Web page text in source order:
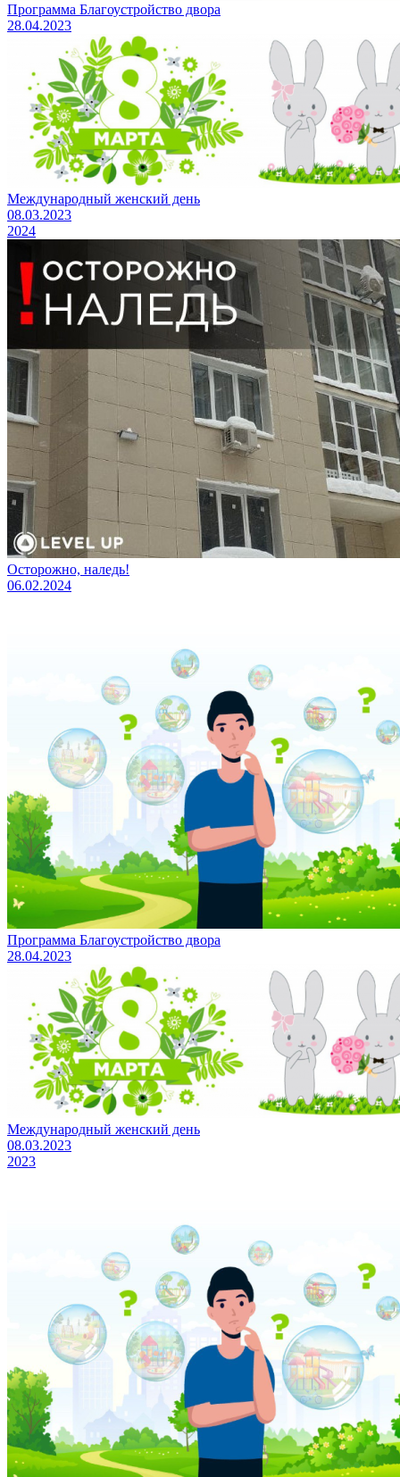
Программа Благоустройство двора
28.04.2023
Международный женский день
08.03.2023
2024
Осторожно, наледь!
06.02.2024
Программа Благоустройство двора
28.04.2023
Международный женский день
08.03.2023
2023